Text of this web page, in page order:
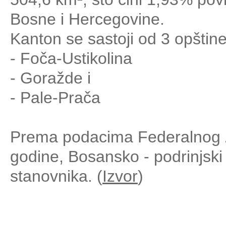
Bosne i Hercegovine.
Kanton se sastoji od 3
- Foča-Ustikolina
- Goražde i
- Pale-Prača
Prema podacima
godine, Bosansko -
stanovnika. (Izvor)